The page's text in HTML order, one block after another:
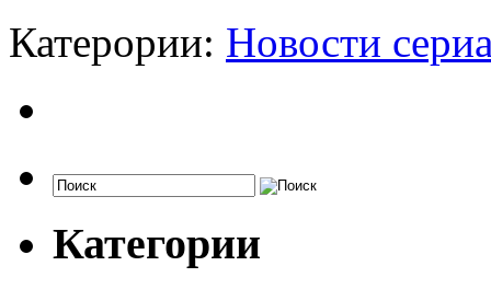
Катерории: Новости
Категории